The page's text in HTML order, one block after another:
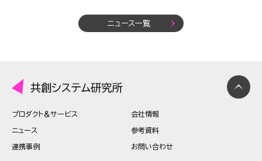
ニュース一覧
プロダクト＆サービス 会社情報
ニュース 参考資料
連携事例 お問い合わせ